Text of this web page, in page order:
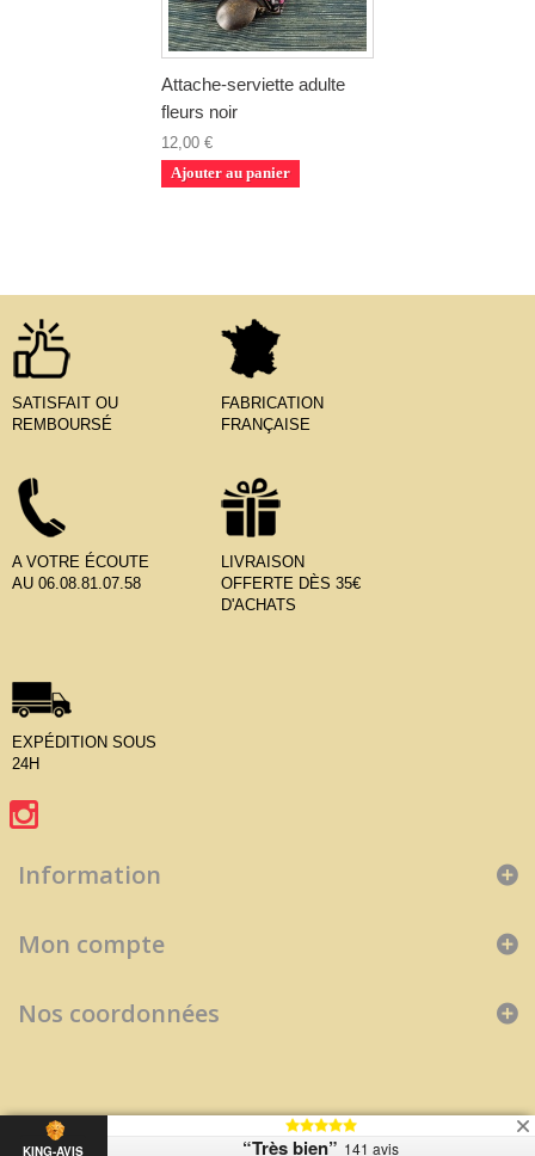
Attache-serviette adulte
fleurs noir
12,00 €
Ajouter au panier
SATISFAIT OU
REMBOURSÉ
FABRICATION
FRANÇAISE
A VOTRE ÉCOUTE
AU 06.08.81.07.58
LIVRAISON
OFFERTE DÈS 35€
D'ACHATS
EXPÉDITION SOUS
24H
Information
Mon compte
Nos coordonnées
KING-AVIS “Très bien” 141 avis